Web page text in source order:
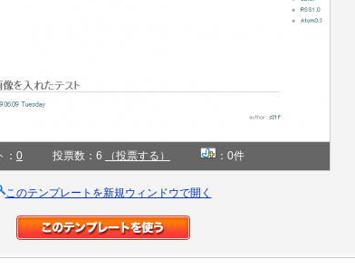
： 0 投票数：6 （投票する） ：0件
このテンプレートを新規ウィンドウで開く